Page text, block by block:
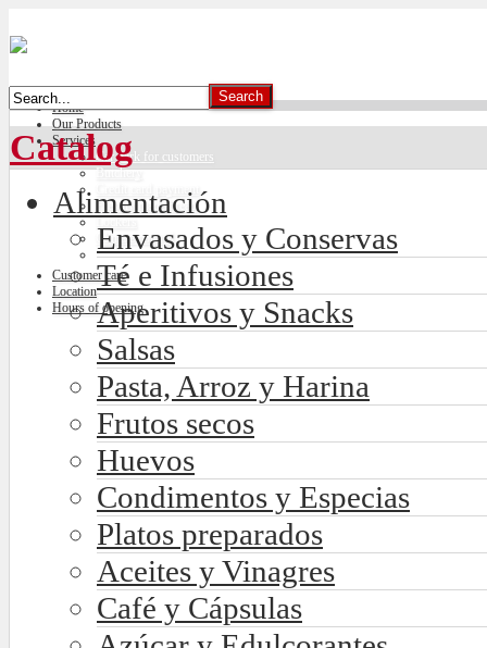
Home
Our Products
Services
Car park for customers
Butchery
Credit card payment
Freshly made bread
Lockers
Climate control
Customer care
Location
Hours of opening
Catalog
Alimentación
Envasados y Conservas
Té e Infusiones
Aperitivos y Snacks
Salsas
Pasta, Arroz y Harina
Frutos secos
Huevos
Condimentos y Especias
Platos preparados
Aceites y Vinagres
Café y Cápsulas